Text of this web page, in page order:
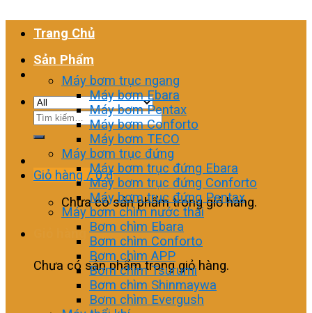
Tìm
Giỏ hàng /0₫
Chưa có sản phẩm trong giỏ hàng.
Giỏ hàng
Chưa có sản phẩm trong giỏ hàng.
Trang Chủ
Sản Phẩm
Máy bơm trục ngang
Máy bơm Ebara
Máy bơm Pentax
Máy bơm Conforto
Máy bơm TECO
Máy bơm trục đứng
Máy bơm trục đứng Ebara
Máy bơm trục đứng Conforto
Máy bơm trục đứng Pentax
Máy bơm chìm nước thải
Bơm chìm Ebara
Bơm chìm Conforto
Bơm chìm APP
Bơm chìm Tsurumi
Bơm chìm Shinmaywa
Bơm chìm Evergush